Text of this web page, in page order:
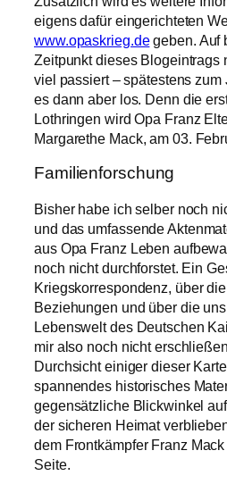
eigens dafür eingerichteten
www.opaskrieg.degeben. Auf
Zeitpunkt dieses Blogeintrags
viel passiert – spätestens
es dann aber los. Denn die
Lothringen wird Opa Franz
Margarethe Mack, am 03.
Familienforschung
Bisher habe ich selber noch
und das umfassende
aus Opa Franz Leben
noch nicht durchforstet. Ein
Kriegskorrespondenz, über
Beziehungen und über die
Lebenswelt des Deutschen
mir also noch nicht
Durchsicht einiger dieser
spannendes historisches
gegensätzliche Blickwinkel
der sicheren Heimat
dem Frontkämpfer Franz
Seite.